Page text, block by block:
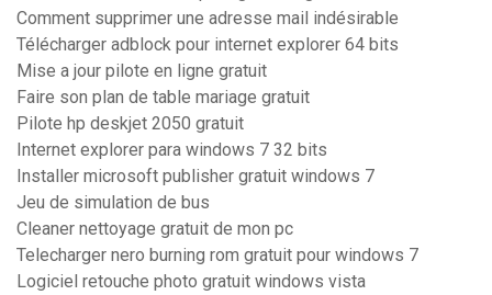
Comment supprimer une adresse mail indésirable
Télécharger adblock pour internet explorer 64 bits
Mise a jour pilote en ligne gratuit
Faire son plan de table mariage gratuit
Pilote hp deskjet 2050 gratuit
Internet explorer para windows 7 32 bits
Installer microsoft publisher gratuit windows 7
Jeu de simulation de bus
Cleaner nettoyage gratuit de mon pc
Telecharger nero burning rom gratuit pour windows 7
Logiciel retouche photo gratuit windows vista